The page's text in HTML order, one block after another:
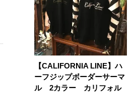
【CALIFORNIA LINE】ハ
ーフジップボーダーサーマ
ル 2カラー カリフォル